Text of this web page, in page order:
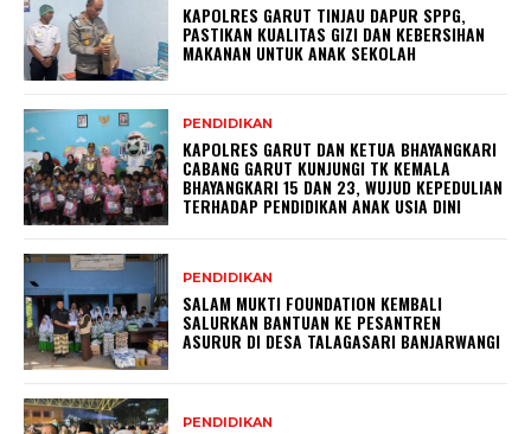
KAPOLRES GARUT TINJAU DAPUR SPPG,
PASTIKAN KUALITAS GIZI DAN KEBERSIHAN
MAKANAN UNTUK ANAK SEKOLAH
PENDIDIKAN
KAPOLRES GARUT DAN KETUA BHAYANGKARI
CABANG GARUT KUNJUNGI TK KEMALA
BHAYANGKARI 15 DAN 23, WUJUD KEPEDULIAN
TERHADAP PENDIDIKAN ANAK USIA DINI
PENDIDIKAN
SALAM MUKTI FOUNDATION KEMBALI
SALURKAN BANTUAN KE PESANTREN
ASURUR DI DESA TALAGASARI BANJARWANGI
PENDIDIKAN